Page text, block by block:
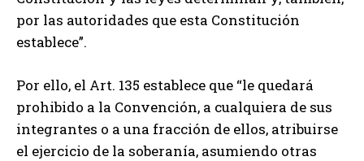
por las autoridades que esta Constitución
establece”.
Por ello, el Art. 135 establece que “le quedará
prohibido a la Convención, a cualquiera de sus
integrantes o a una fracción de ellos, atribuirse
el ejercicio de la soberanía, asumiendo otras